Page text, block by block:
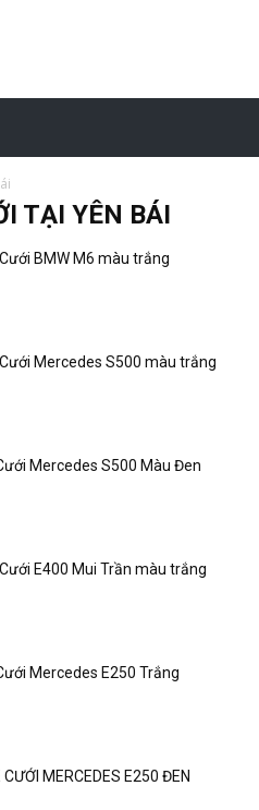
Đặt
Dat
TẠI YÊN BÁI
BMW M6 màu trắng
Mercedes S500 màu trắng
Mercedes S500 Màu Đen
E400 Mui Trần màu trắng
Mercedes E250 Trắng
CƯỚI MERCEDES E250 ĐEN